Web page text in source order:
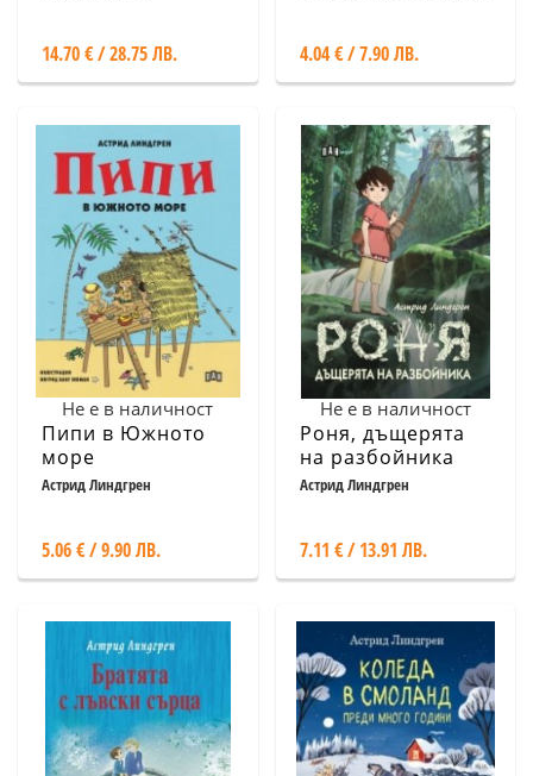
14.70 € / 28.75 ЛВ. 4.04 € / 7.90 ЛВ.
Не е в наличност
Пипи в Южното
море
Астрид Линдгрен
5.06 € / 9.90 ЛВ.
Не е в наличност
Роня, дъщерята
на разбойника
(илюстрирано
Астрид Линдгрен
7.11 € / 13.91 ЛВ.